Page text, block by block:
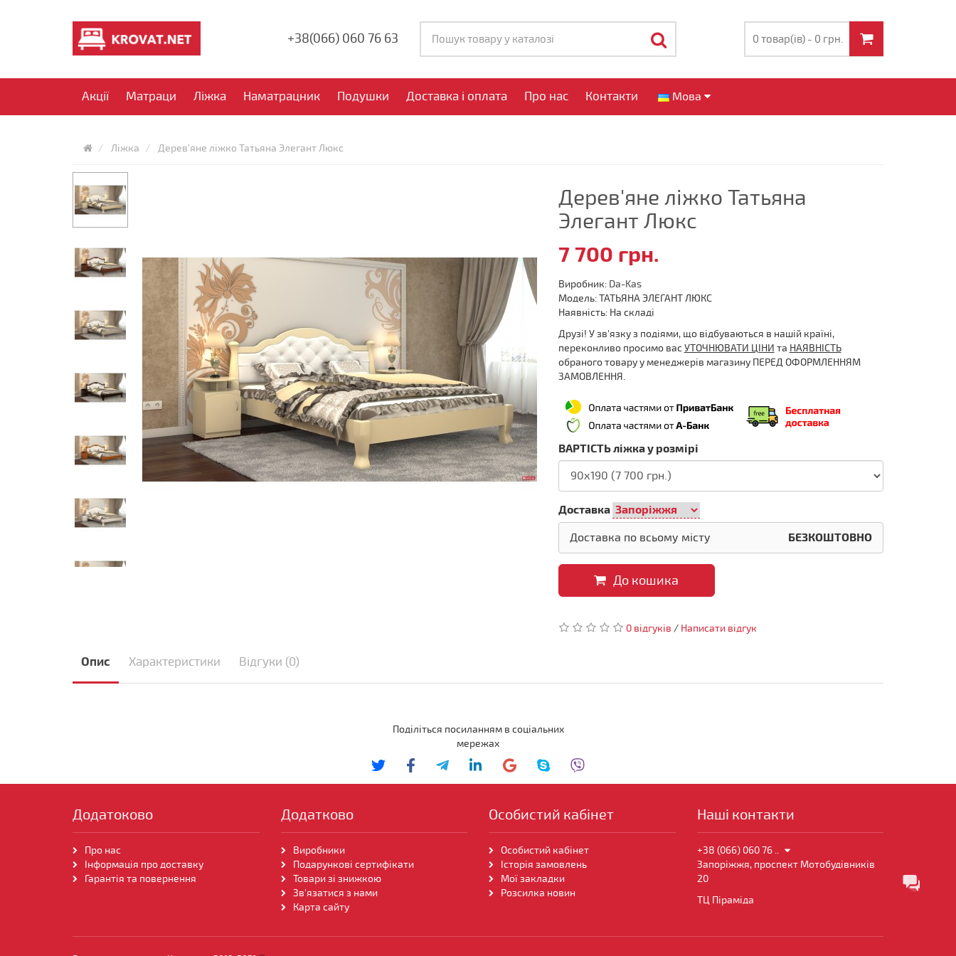
+38(066)060 76 63 0 товар(ів) - 0 грн.
Акції Матраци Ліжка Наматрацник Подушки Доставка і оплата Про нас Контакти Мова
Ліжка Дерев'яне ліжко Татьяна Элегант Люкс
Дерев'яне ліжко Татьяна
Элегант Люкс
7 700 грн.
Виробник: Da-Kas
Модель: ТАТЬЯНА ЭЛЕГАНТ ЛЮКС
Наявність: На складі
Друзі! У зв'язку з подіями, що відбуваються в нашій країні,
переконливо просимо васУТОЧНЮВАТИ ЦІНИ та НАЯВНІСТЬ
обраного товару у менеджерів магазину ПЕРЕД ОФОРМЛЕННЯМ
ЗАМОВЛЕННЯ.
ВАРТІСТЬ ліжка у розмірі
Доставка
Доставка по всьому місту
БЕЗКОШТОВНО
До кошика
0 відгуків / Написати відгук
Опис Характеристики Відгуки (0)
Поділіться посиланням в соціальних
мережах
Додатоково
Про нас
Інформація про доставку
Гарантія та повернення
Додатково
Виробники
Подарункові сертифікати
Товари зі знижкою
Зв'язатися з нами
Карта сайту
Особистий кабінет
Особистий кабінет
Історія замовлень
Мої закладки
Розсилка новин
Наші контакти
+38 (066) 060 76 ..
Запоріжжя, проспект Мотобудівників
20
ТЦ Піраміда